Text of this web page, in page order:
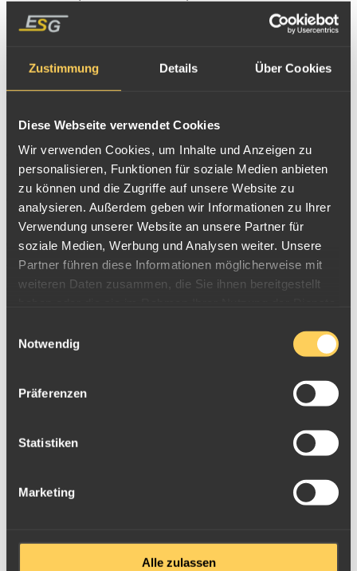
Zustimmung Details Über Cookies
Diese Webseite verwendet Cookies
Wir verwenden Cookies, um Inhalte und Anzeigen zu
personalisieren, Funktionen für soziale Medien anbieten
zu können und die Zugriffe auf unsere Website zu
analysieren. Außerdem geben wir Informationen zu Ihrer
Verwendung unserer Website an unsere Partner für
soziale Medien, Werbung und Analysen weiter. Unsere
Partner führen diese Informationen möglicherweise mit
weiteren Daten zusammen, die Sie ihnen bereitgestellt
Notwendig
Präferenzen
Statistiken
Marketing
Alle zulassen
offiziell als Zahlungsmittel zugelassen.
Pforzheim produziert und durften in Deutschland bis Ende 2013 mit
Das für die 100 Unzen Münzbarren verwendete Feinsilber wird auf
den Barren mit einem Feingehalt von 999 angegeben, der
tatsächliche Feingehalt liegt jedoch höher, da die Herstellerfirma für
die Produktion industrieübliches Feinsilbergranulat mit einem
Silbergehalt von 99,97 bis 99,99+ verwendet. Dies hat den Vorteil,
dass die 100oz Cook islands Münzbarren bei einem eventuellen
späteren Rückkauf direkt wieder in der Industrie als Silberrohstoff
eingesetzt werden können.